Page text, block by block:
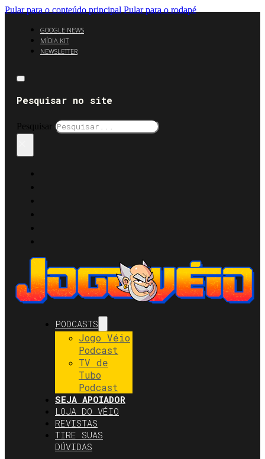
Pular para o conteúdo principal Pular para o rodapé
GOOGLE NEWS
MÍDIA KIT
NEWSLETTER
Pesquisar no site
Pesquisar
PODCASTS
Jogo Véio
Podcast
TV de
Tubo
Podcast
SEJA APOIADOR
LOJA DO VÉIO
REVISTAS
TIRE SUAS
DÚVIDAS